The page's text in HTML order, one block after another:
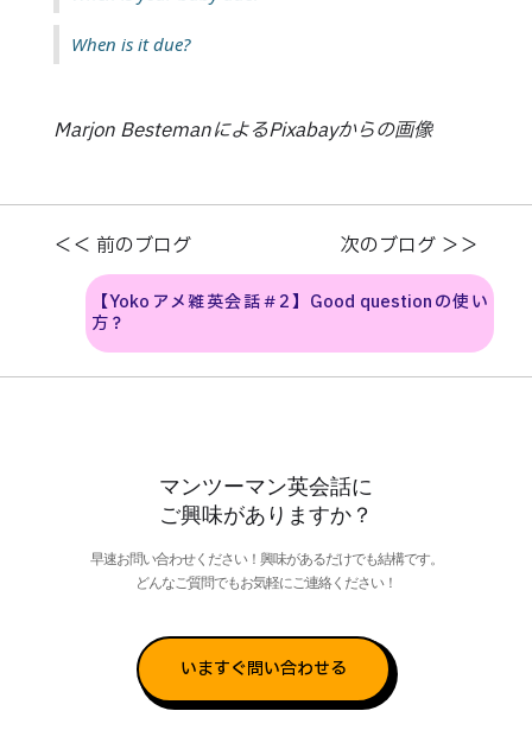
When is it due?
Marjon BestemanによるPixabayからの画像
＜＜ 前のブログ 次のブログ ＞＞
【Yokoアメ雑英会話＃2】Good questionの使い
方？
マンツーマン英会話に
ご興味がありますか？
早速お問い合わせください！興味があるだけでも結構です。
どんなご質問でもお気軽にご連絡ください！
いますぐ問い合わせる